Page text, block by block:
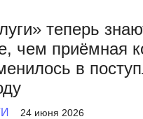
теперь
чем приёмная
в
24 июня 2026